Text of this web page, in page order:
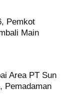
Pemkot
Main
Area PT Sun
Pemadaman